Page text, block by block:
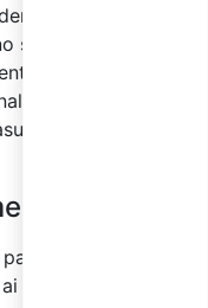
i moduli in cui si
state date risposte
il test finale.
le domande
IV
partecipanti sarà